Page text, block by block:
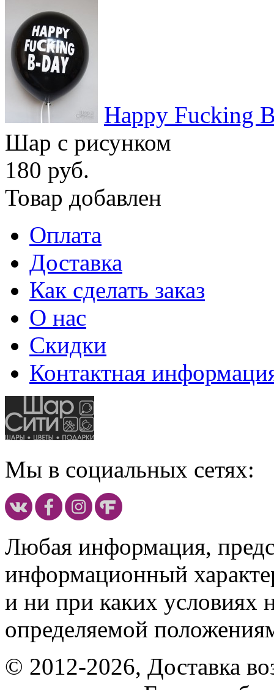
Happy Fucking
Шар с рисунком
180 руб.
Товар добавлен
Оплата
Доставка
Как сделать заказ
О нас
Скидки
Контактная
Мы в социальных сетях:
Любая информация,
информационный
и ни при каких условиях
определяемой
© 2012-2026, Доставка